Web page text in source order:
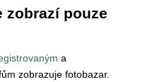
zobrazí pouze
a
zobrazuje fotobazar.